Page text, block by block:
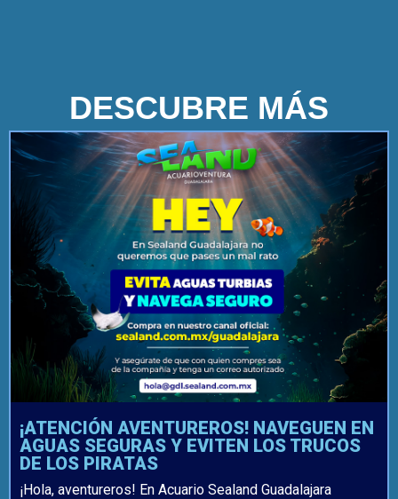
DESCUBRE MÁS
¡ATENCIÓN AVENTUREROS! NAVEGUEN EN
AGUAS SEGURAS Y EVITEN LOS TRUCOS
DE LOS PIRATAS
¡Hola, aventureros! En Acuario Sealand Guadalajara